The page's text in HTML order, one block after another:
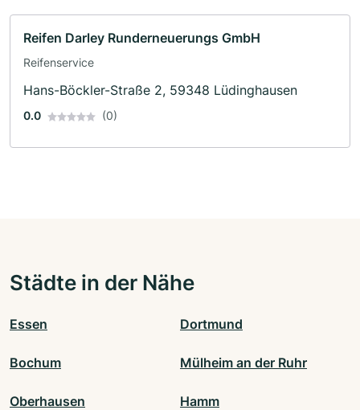
Reifen Darley Runderneuerungs GmbH
Reifenservice
Hans-Böckler-Straße 2, 59348 Lüdinghausen
0.0 (0)
Städte in der Nähe
Essen Dortmund
Bochum Mülheim an der Ruhr
Oberhausen Hamm